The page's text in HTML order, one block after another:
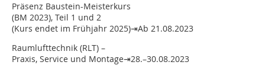
Präsenz Baustein-Meisterkurs
(BM 2023), Teil 1 und 2
(Kurs endet im Frühjahr 2025)⇥Ab 21.08.2023
Raumlufttechnik (RLT) –
Praxis, Service und Montage⇥28.–30.08.2023